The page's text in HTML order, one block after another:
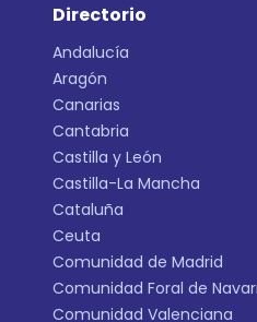
Directorio
Andalucía
Aragón
Canarias
Cantabria
Castilla y León
Castilla-La Mancha
Cataluña
Ceuta
Comunidad de Madrid
Comunidad Foral de
Comunidad Valenciana